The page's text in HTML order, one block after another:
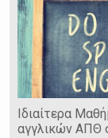
Ιδιαίτερα
αγγλικών ΑΠΘ
Serres Racing
Panserraikos
Ikaroi B.C.